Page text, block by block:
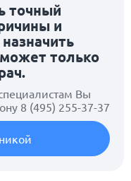
точный
и
только
Вы
8 (495) 255-37-37